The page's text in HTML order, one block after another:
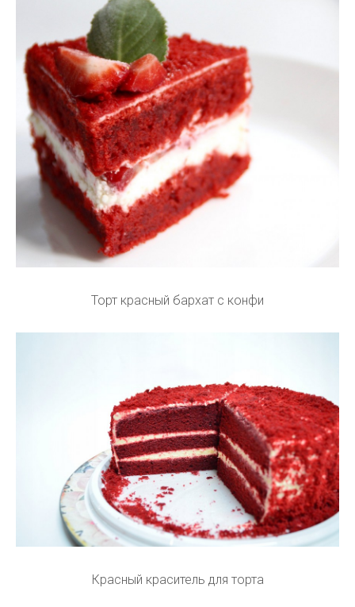
Торт красный бархат с конфи
Красный краситель для торта